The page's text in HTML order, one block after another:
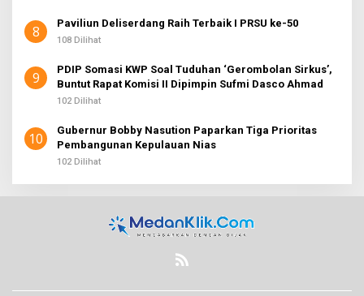
8 Paviliun Deliserdang Raih Terbaik I PRSU ke-50
108 Dilihat
9
PDIP Somasi KWP Soal Tuduhan ‘Gerombolan Sirkus’,
Buntut Rapat Komisi II Dipimpin Sufmi Dasco Ahmad
102 Dilihat
10
Gubernur Bobby Nasution Paparkan Tiga Prioritas
Pembangunan Kepulauan Nias
102 Dilihat